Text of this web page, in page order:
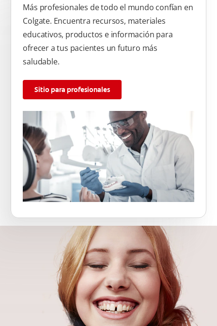
Más profesionales de todo el mundo confían en
Colgate. Encuentra recursos, materiales
educativos, productos e información para
ofrecer a tus pacientes un futuro más
saludable.
Sitio para profesionales